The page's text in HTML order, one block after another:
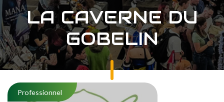
LA CAVERNE DU
GOBELIN
Professionnel